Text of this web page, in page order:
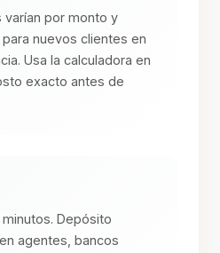
varían por monto y
nuevos clientes en
Usa la calculadora en
exacto antes de
Depósito
agentes, bancos